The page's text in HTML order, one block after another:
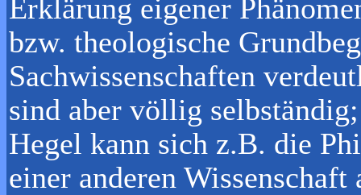
Erklärung eigener
bzw. theologische
Sachwissenschaften
sind aber völlig
Hegel kann sich z.B. die
einer anderen Wissenschaft